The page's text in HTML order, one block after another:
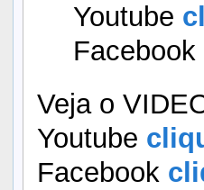
Youtube
Facebook
Veja o
Youtube
Facebook